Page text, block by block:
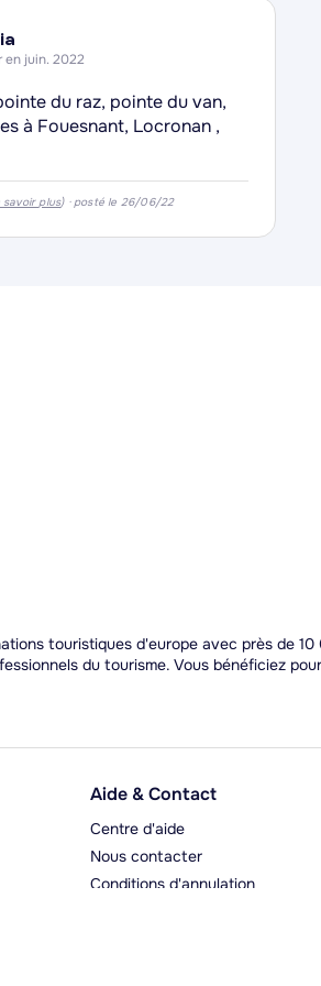
en juin. 2022
du raz, pointe du van,
à Fouesnant, Locronan ,
savoir plus) · posté le 26/06/22
touristiques d'europe avec près de
du tourisme. Vous bénéficiez
Aide & Contact
Centre d'aide
Nous contacter
Conditions d'annulation